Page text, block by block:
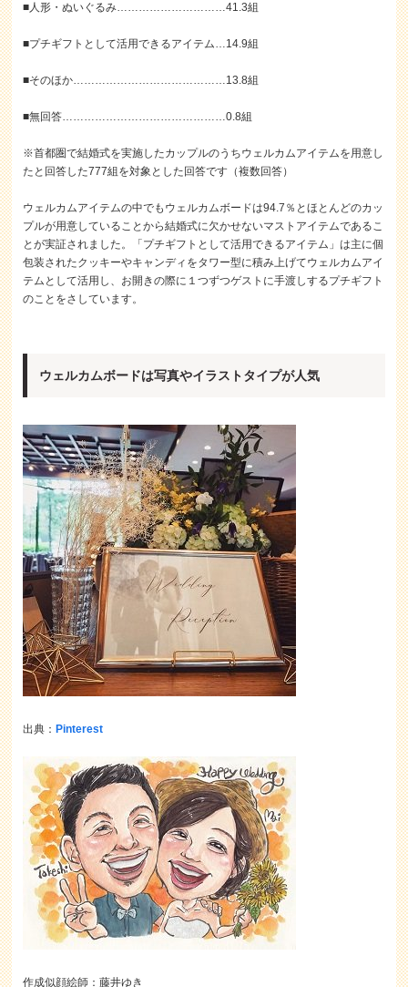
■人形・ぬいぐるみ…………………………41.3組
■プチギフトとして活用できるアイテム…14.9組
■そのほか……………………………………13.8組
■無回答………………………………………0.8組
※首都圏で結婚式を実施したカップルのうちウェルカムアイテムを用意し
たと回答した777組を対象とした回答です（複数回答）
ウェルカムアイテムの中でもウェルカムボードは94.7％とほとんどのカッ
プルが用意していることから結婚式に欠かせないマストアイテムであるこ
とが実証されました。「プチギフトとして活用できるアイテム」は主に個
包装されたクッキーやキャンディをタワー型に積み上げてウェルカムアイ
テムとして活用し、お開きの際に１つずつゲストに手渡しするプチギフト
のことをさしています。
ウェルカムボードは写真やイラストタイプが人気
出典： Pinterest
作成似顔絵師：藤井ゆき